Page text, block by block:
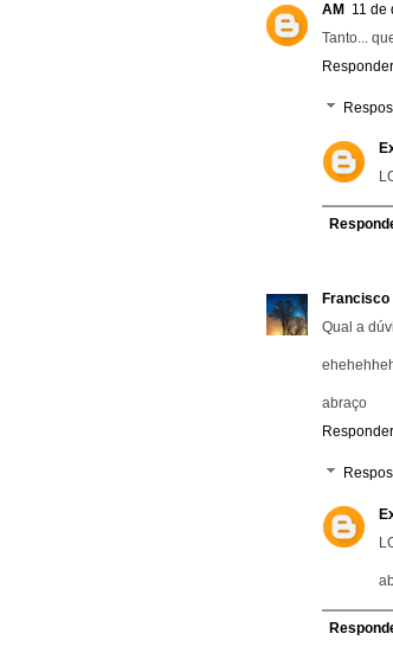
AM
11 de
Tanto...
Responder
Francisco
Qual a
abraço
Responder